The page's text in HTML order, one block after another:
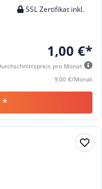
SSL Zertifikat inkl.
1,00 €*
pro Monat
9,00 €/Monat
*